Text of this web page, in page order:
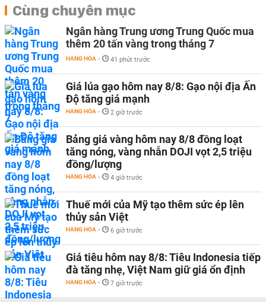
Cùng chuyên mục
Ngân hàng Trung ương Trung Quốc mua
thêm 20 tấn vàng trong tháng 7
HÀNG HÓA - 41 phút trước
Giá lúa gạo hôm nay 8/8: Gạo nội địa Ấn
Độ tăng giá mạnh
HÀNG HÓA - 2 giờ trước
Bảng giá vàng hôm nay 8/8 đồng loạt
tăng nóng, vàng nhẫn DOJI vọt 2,5 triệu
đồng/lượng
HÀNG HÓA - 4 giờ trước
Thuế mới của Mỹ tạo thêm sức ép lên
thủy sản Việt
HÀNG HÓA - 6 giờ trước
Giá tiêu hôm nay 8/8: Tiêu Indonesia tiếp
đà tăng nhẹ, Việt Nam giữ giá ổn định
HÀNG HÓA - 7 giờ trước